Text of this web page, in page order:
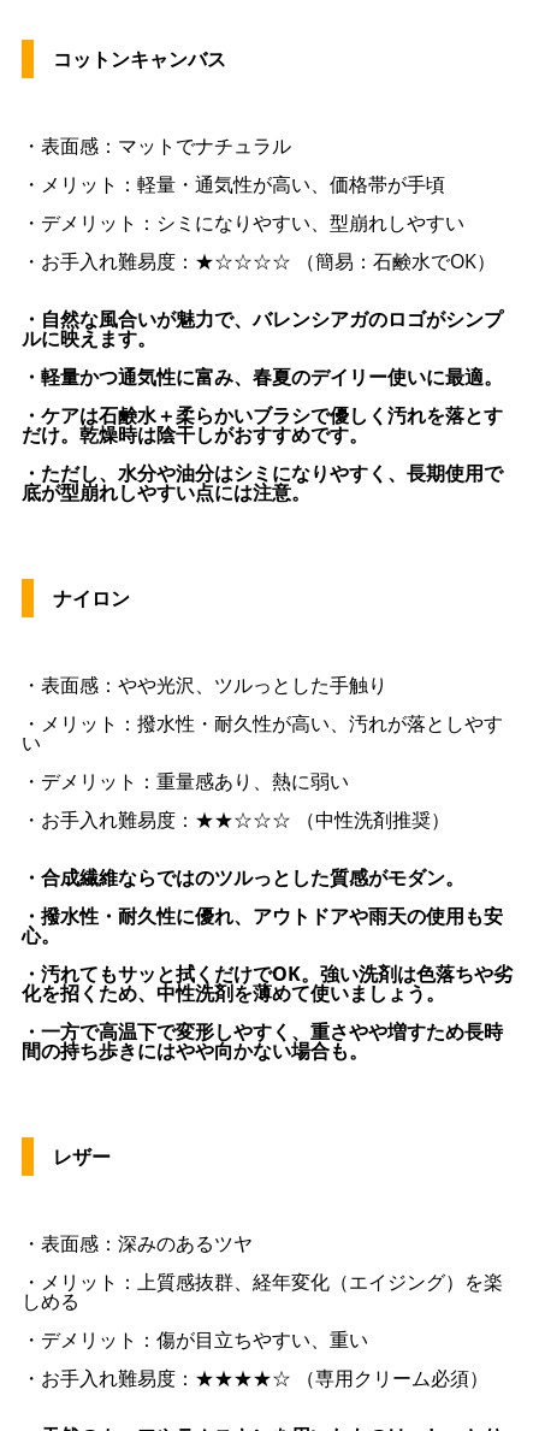
コットンキャンバス
・表面感：マットでナチュラル
・メリット：軽量・通気性が高い、価格帯が手頃
・デメリット：シミになりやすい、型崩れしやすい
・お手入れ難易度：★☆☆☆☆ （簡易：石鹸水でOK）
・自然な風合いが魅力で、バレンシアガのロゴがシンプ
ルに映えます。
・軽量かつ通気性に富み、春夏のデイリー使いに最適。
・ケアは石鹸水＋柔らかいブラシで優しく汚れを落とす
だけ。乾燥時は陰干しがおすすめです。
・ただし、水分や油分はシミになりやすく、長期使用で
底が型崩れしやすい点には注意。
ナイロン
・表面感：やや光沢、ツルっとした手触り
・メリット：撥水性・耐久性が高い、汚れが落としやす
い
・デメリット：重量感あり、熱に弱い
・お手入れ難易度：★★☆☆☆ （中性洗剤推奨）
・合成繊維ならではのツルっとした質感がモダン。
・撥水性・耐久性に優れ、アウトドアや雨天の使用も安
心。
・汚れてもサッと拭くだけでOK。強い洗剤は色落ちや劣
化を招くため、中性洗剤を薄めて使いましょう。
・一方で高温下で変形しやすく、重さやや増すため長時
間の持ち歩きにはやや向かない場合も。
レザー
・表面感：深みのあるツヤ
・メリット：上質感抜群、経年変化（エイジング）を楽
しめる
・デメリット：傷が目立ちやすい、重い
・お手入れ難易度：★★★★☆ （専用クリーム必須）